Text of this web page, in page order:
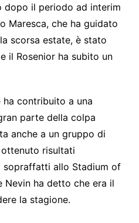
dopo il periodo ad interim
Maresca, che ha guidato
scorsa estate, è stato
il Rosenior ha subito un
ha contribuito a una
parte della colpa
anche a un gruppo di
risultati
sopraffatti allo Stadium of
Nevin ha detto che era il
la stagione.